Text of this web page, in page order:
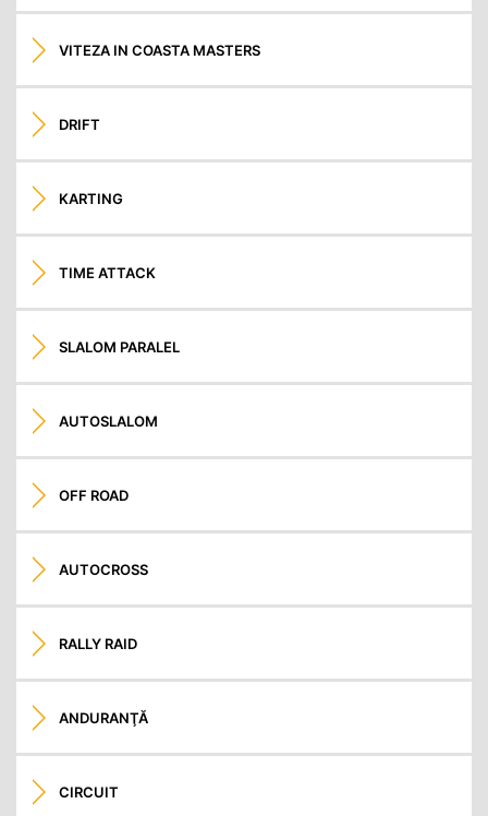
VITEZA IN COASTA MASTERS
DRIFT
KARTING
TIME ATTACK
SLALOM PARALEL
AUTOSLALOM
OFF ROAD
AUTOCROSS
RALLY RAID
ANDURANŢĂ
CIRCUIT